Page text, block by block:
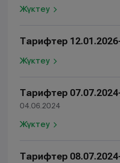
Жүктеу
Тарифтер
Жүктеу
Тарифтер
04.06.2024
Жүктеу
Тарифтер